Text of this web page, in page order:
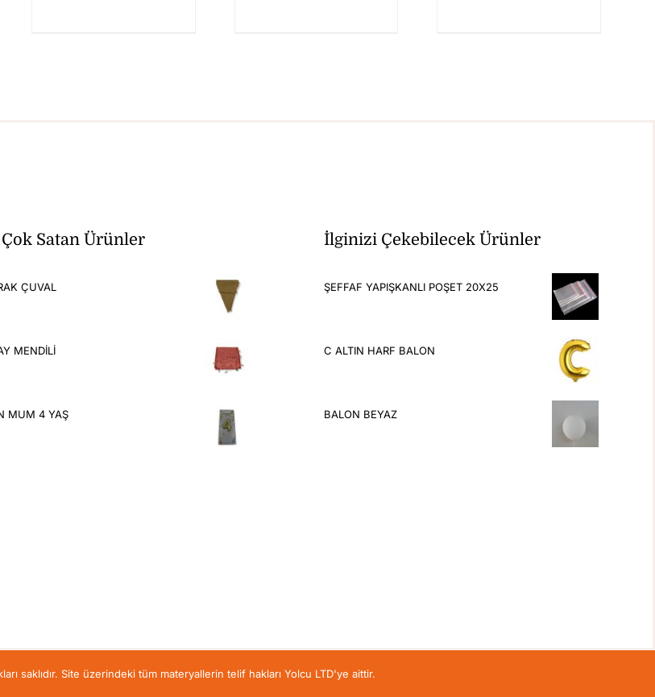
Satan Ürünler
ÇUVAL
MENDİLİ
MUM 4 YAŞ
İlginizi Çekebilecek Ürünler
ŞEFFAF YAPIŞKANLI POŞET 20X25
C ALTIN HARF BALON
BALON BEYAZ
saklıdır. Site üzerindeki tüm materyallerin telif hakları Yolcu LTD'ye aittir.